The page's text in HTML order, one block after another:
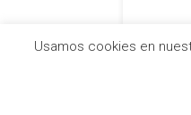
Usamos cookies en